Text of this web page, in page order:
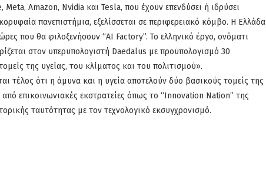
Amazon, Nvidia και Tesla, που έχουν επενδύσει ή ιδρύσει
πανεπιστήμια, εξελίσσεται σε περιφερειακό κόμβο. Η Ελλάδα
που θα φιλοξενήσουν “AI Factory”. Το ελληνικό έργο, ονόματι
στον υπερυπολογιστή Daedalus με προϋπολογισμό 30
της υγείας, του κλίματος και του πολιτισμού».
τέλος ότι η άμυνα και η υγεία αποτελούν δύο βασικούς τομείς της
επικοινωνιακές εκστρατείες όπως το “Innovation Nation” της
ταυτότητας με τον τεχνολογικό εκσυγχρονισμό.